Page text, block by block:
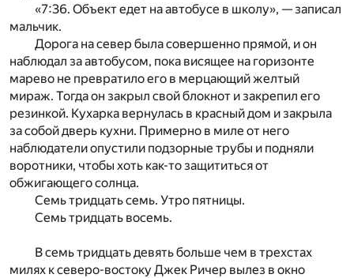
«7:36. Объект едет на автобусе в школу», — записал
мальчик.
Дорога на север была совершенно прямой, и он
наблюдал за автобусом, пока висящее на горизонте
марево не превратило его в мерцающий желтый
мираж. Тогда он закрыл свой блокнот и закрепил его
резинкой. Кухарка вернулась в красный дом и закрыла
за собой дверь кухни. Примерно в миле от него
наблюдатели опустили подзорные трубы и подняли
воротники, чтобы хоть как-то защититься от
обжигающего солнца.
Семь тридцать семь. Утро пятницы.
Семь тридцать восемь.
В семь тридцать девять больше чем в трехстах
милях к северо-востоку Джек Ричер вылез в окно